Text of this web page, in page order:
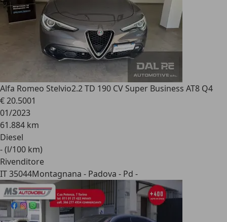
Alfa Romeo Stelvio2.2 TD 190 CV Super Business AT8 Q4
€ 20.5001
01/2023
61.884 km
Diesel
- (l/100 km)
Rivenditore
IT 35044Montagnana - Padova - Pd -